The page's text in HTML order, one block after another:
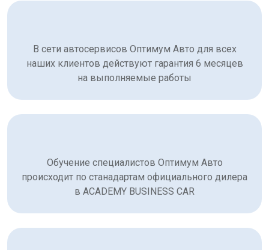
В сети автосервисов Оптимум Авто для всех
наших клиентов действуют гарантия 6 месяцев
на выполняемые работы
Обучение специалистов Оптимум Авто
происходит по станадартам официального дилера
в ACADEMY BUSINESS CAR